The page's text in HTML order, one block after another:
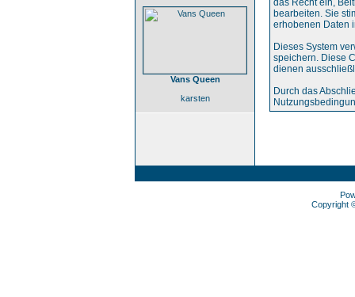
Vans Queen
karsten
das Recht ein,
bearbeiten. Sie
erhobenen Daten
Dieses System
speichern. Diese
dienen
Durch das
Copyright